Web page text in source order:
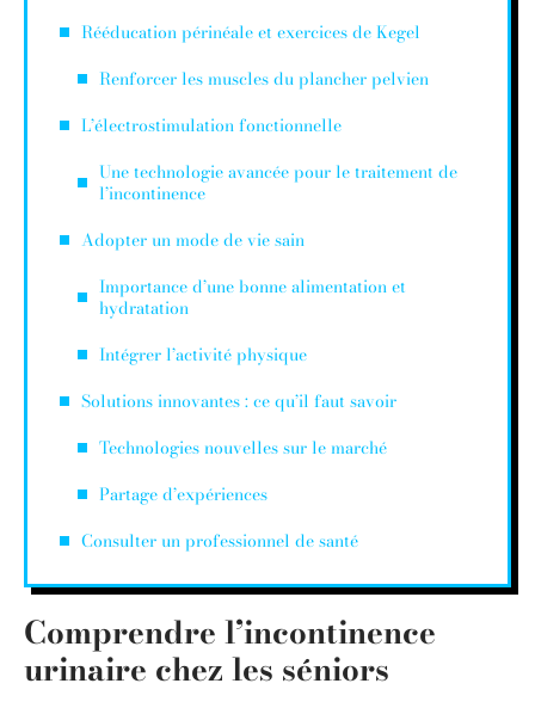
Rééducation périnéale et exercices de Kegel
Renforcer les muscles du plancher pelvien
L’électrostimulation fonctionnelle
Une technologie avancée pour le traitement de
l’incontinence
Adopter un mode de vie sain
Importance d’une bonne alimentation et
hydratation
Intégrer l’activité physique
Solutions innovantes : ce qu’il faut savoir
Technologies nouvelles sur le marché
Partage d’expériences
Consulter un professionnel de santé
Comprendre l’incontinence
urinaire chez les séniors